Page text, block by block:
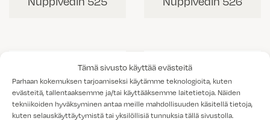
Tämä sivusto käyttää evästeitä
Parhaan kokemuksen tarjoamiseksi käytämme teknologioita, kuten
evästeitä, tallentaaksemme ja/tai käyttääksemme laitetietoja. Näiden
tekniikoiden hyväksyminen antaa meille mahdollisuuden käsitellä tietoja,
kuten selauskäyttäytymistä tai yksilöllisiä tunnuksia tällä sivustolla.